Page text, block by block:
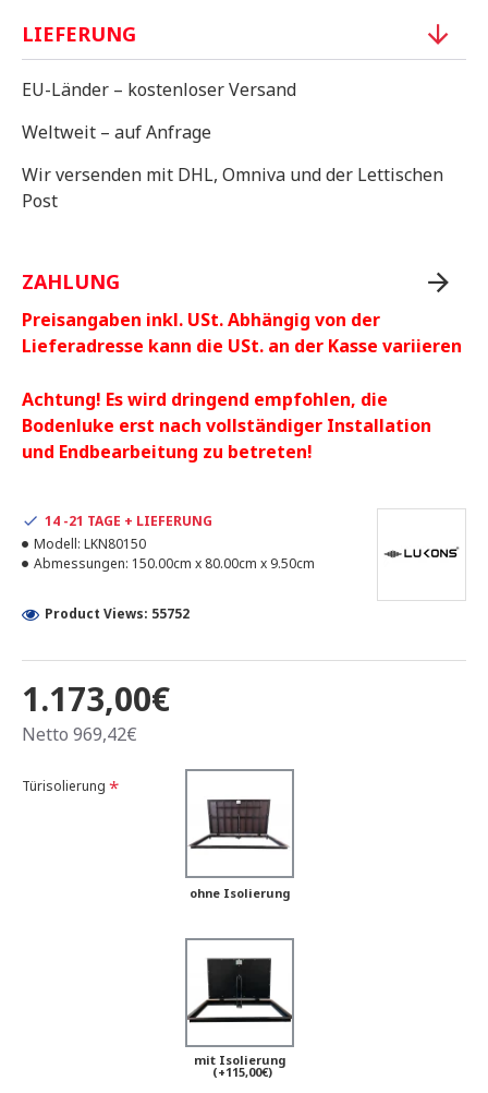
LIEFERUNG
EU-Länder – kostenloser Versand
Weltweit – auf Anfrage
Wir versenden mit DHL, Omniva und der Lettischen
Post
ZAHLUNG
Preisangaben inkl. USt. Abhängig von der
Lieferadresse kann die USt. an der Kasse variieren
Achtung! Es wird dringend empfohlen, die
Bodenluke erst nach vollständiger Installation
und Endbearbeitung zu betreten!
1.173,00€
Netto 969,42€
14 -21 TAGE + LIEFERUNG
Modell: LKN80150
Abmessungen: 150.00cm x 80.00cm x 9.50cm
Product Views: 55752
Türisolierung
ohne Isolierung
mit Isolierung
(+115,00€)